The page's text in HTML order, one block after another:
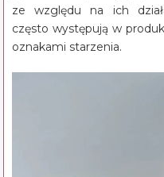
ze względu na ich
często występują w
oznakami starzenia.